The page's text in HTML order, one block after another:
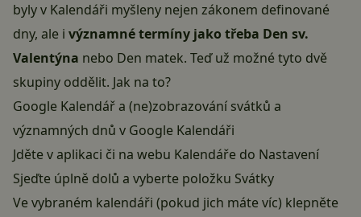
byly v Kalendáři myšleny nejen zákonem definované
dny, ale i významné termíny jako třeba Den sv.
Valentýna nebo Den matek. Teď už možné tyto dvě
skupiny oddělit. Jak na to?
Google Kalendář a (ne)zobrazování svátků a
významných dnů v Google Kalendáři
Jděte vaplikaci či na webu Kalendáře do Nastavení
Sjeďte úplně dolů a vyberte položku Svátky
Ve vybraném kalendáři (pokud jich máte víc) klepněte